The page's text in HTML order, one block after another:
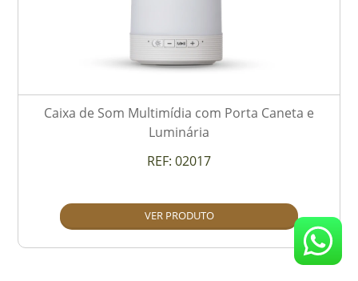
Caixa de Som Multimídia com Porta Caneta e
Luminária
REF: 02017
VER PRODUTO